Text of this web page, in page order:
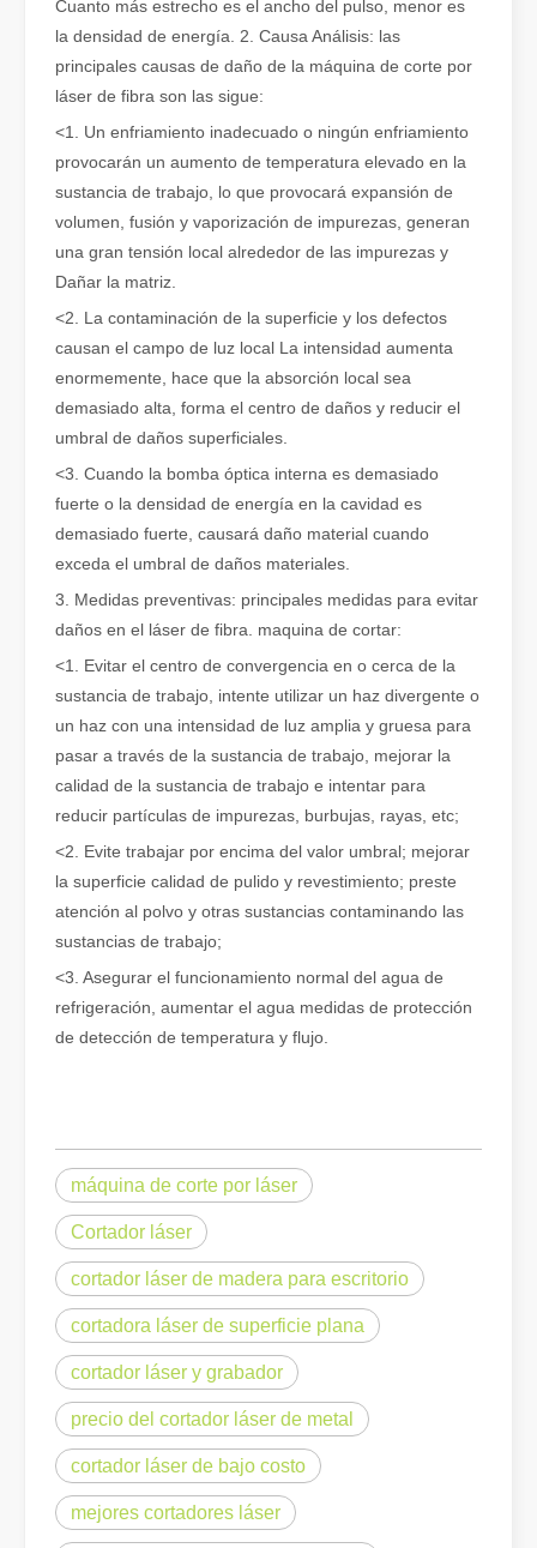
¿Qué es el corte por láser? La ciencia de la rebanada
¿Qué es el corte por láser? La ciencia del corte En esencia, el
¿Cuánto cuesta una cortadora láser? ¿Cómo elegir la mejor?
Las máquinas de corte por láser son una herramienta
Cuanto más estrecho es el ancho del pulso, menor es
la densidad de energía. 2. Causa Análisis: las
principales causas de daño de la máquina de corte por
láser de fibra son las sigue:
<1. Un enfriamiento inadecuado o ningún enfriamiento
provocarán un aumento de temperatura elevado en la
sustancia de trabajo, lo que provocará expansión de
volumen, fusión y vaporización de impurezas, generan
una gran tensión local alrededor de las impurezas y
Dañar la matriz.
<2. La contaminación de la superficie y los defectos
causan el campo de luz local La intensidad aumenta
enormemente, hace que la absorción local sea
demasiado alta, forma el centro de daños y reducir el
umbral de daños superficiales.
<3. Cuando la bomba óptica interna es demasiado
fuerte o la densidad de energía en la cavidad es
demasiado fuerte, causará daño material cuando
exceda el umbral de daños materiales.
3. Medidas preventivas: principales medidas para evitar
daños en el láser de fibra. maquina de cortar:
<1. Evitar el centro de convergencia en o cerca de la
sustancia de trabajo, intente utilizar un haz divergente o
un haz con una intensidad de luz amplia y gruesa para
pasar a través de la sustancia de trabajo, mejorar la
calidad de la sustancia de trabajo e intentar para
reducir partículas de impurezas, burbujas, rayas, etc;
<2. Evite trabajar por encima del valor umbral; mejorar
la superficie calidad de pulido y revestimiento; preste
atención al polvo y otras sustancias contaminando las
sustancias de trabajo;
<3. Asegurar el funcionamiento normal del agua de
refrigeración, aumentar el agua medidas de protección
de detección de temperatura y flujo.
máquina de corte por láser
Cortador láser
cortador láser de madera para escritorio
cortadora láser de superficie plana
cortador láser y grabador
precio del cortador láser de metal
cortador láser de bajo costo
mejores cortadores láser